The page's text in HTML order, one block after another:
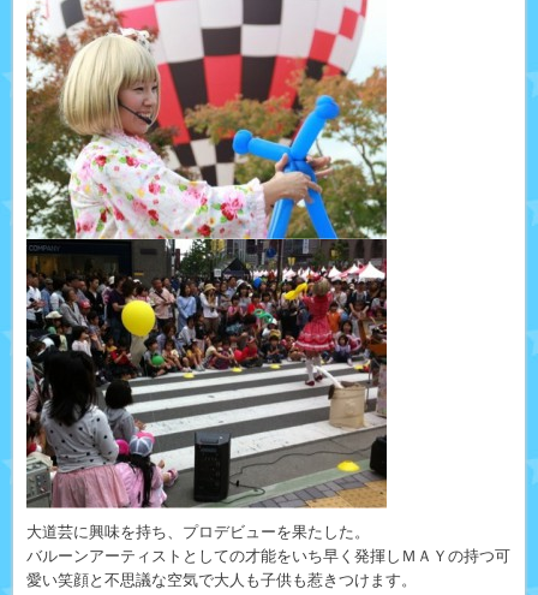
大道芸に興味を持ち、プロデビューを果たした。
バルーンアーティストとしての才能をいち早く発揮しＭＡＹの持つ可
愛い笑顔と不思議な空気で大人も子供も惹きつけます。